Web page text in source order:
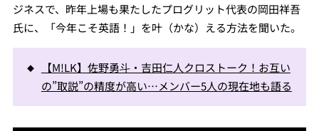
ジネスで、昨年上場も果たしたプログリット代表の岡田祥吾
氏に、「今年こそ英語！」を叶（かな）える方法を聞いた。
【M!LK】佐野勇斗・吉田仁人クロストーク！お互い
の”取説”の精度が高い…メンバー5人の現在地も語る